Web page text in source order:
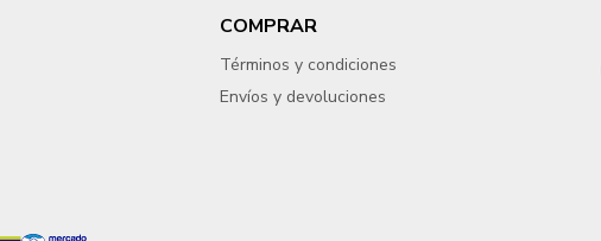
COMPRAR
Términos y condiciones
Envíos y devoluciones